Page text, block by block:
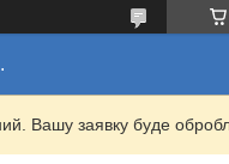
Вашу заявку буде